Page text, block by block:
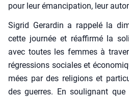
pour leur éman­ci­pa­tion, leur
Sigrid Gerar­din a rap­pe­lé la
cette jour­née et réaf­fir­mé la
avec toutes les femmes à
régres­sions sociales et
mées par des reli­gions et
des guerres. En sou­li­gnant